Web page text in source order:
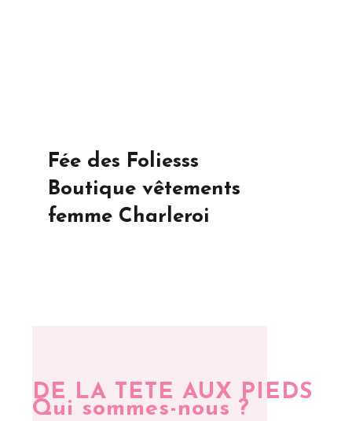
Fée des Foliesss
Boutique vêtements
femme Charleroi
DE LA TETE AUX PIEDS
Qui sommes-nous ?